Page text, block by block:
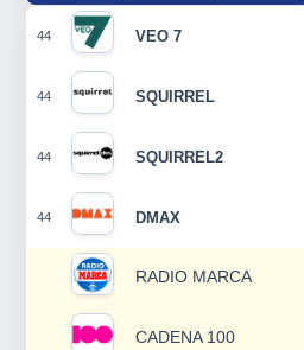
44 VEO 7
44 SQUIRREL
44 SQUIRREL2
44 DMAX
RADIO MARCA
CADENA 100